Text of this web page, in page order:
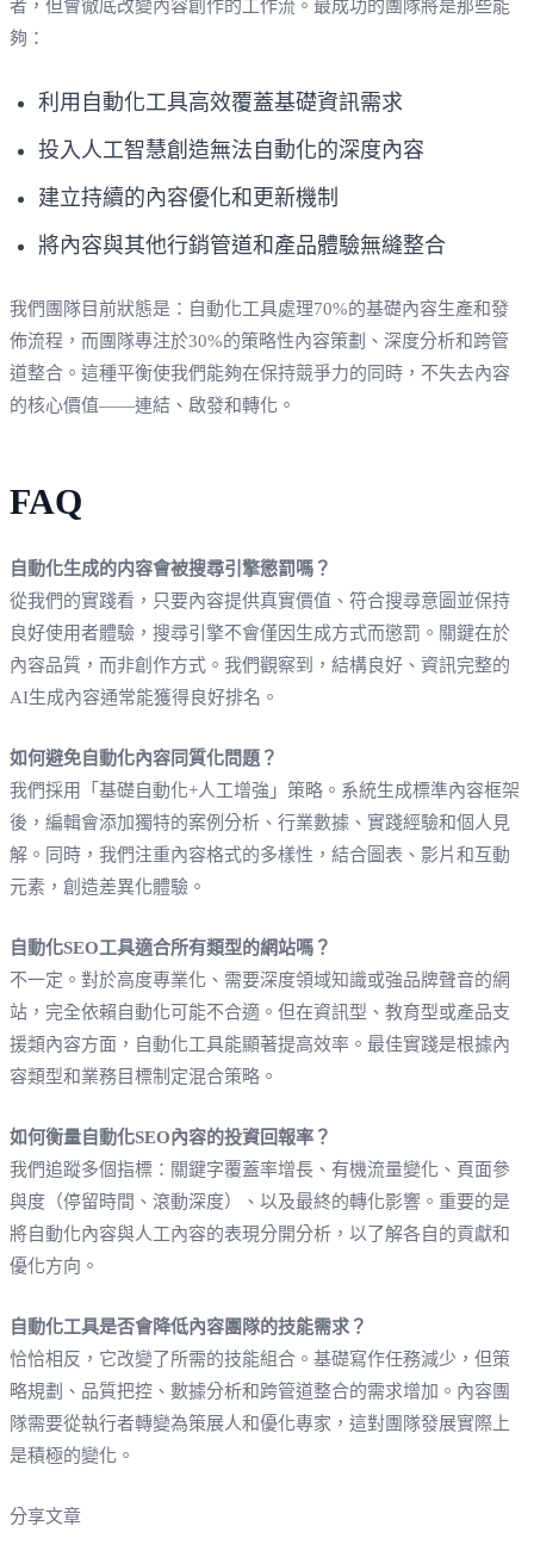
者，但會徹底改變內容創作的工作流。最成功的團隊將是那些能
夠：
利用自動化工具高效覆蓋基礎資訊需求
投入人工智慧創造無法自動化的深度內容
建立持續的內容優化和更新機制
將內容與其他行銷管道和產品體驗無縫整合
我們團隊目前狀態是：自動化工具處理70%的基礎內容生產和發
佈流程，而團隊專注於30%的策略性內容策劃、深度分析和跨管
道整合。這種平衡使我們能夠在保持競爭力的同時，不失去內容
的核心價值——連結、啟發和轉化。
FAQ
自動化生成的内容會被搜尋引擎懲罰嗎？
從我們的實踐看，只要內容提供真實價值、符合搜尋意圖並保持
良好使用者體驗，搜尋引擎不會僅因生成方式而懲罰。關鍵在於
內容品質，而非創作方式。我們觀察到，結構良好、資訊完整的
AI生成內容通常能獲得良好排名。
如何避免自動化內容同質化問題？
我們採用「基礎自動化+人工增強」策略。系統生成標準內容框架
後，編輯會添加獨特的案例分析、行業數據、實踐經驗和個人見
解。同時，我們注重內容格式的多樣性，結合圖表、影片和互動
元素，創造差異化體驗。
自動化SEO工具適合所有類型的網站嗎？
不一定。對於高度專業化、需要深度領域知識或強品牌聲音的網
站，完全依賴自動化可能不合適。但在資訊型、教育型或產品支
援類內容方面，自動化工具能顯著提高效率。最佳實踐是根據內
容類型和業務目標制定混合策略。
如何衡量自動化SEO內容的投資回報率？
我們追蹤多個指標：關鍵字覆蓋率增長、有機流量變化、頁面參
與度（停留時間、滾動深度）、以及最終的轉化影響。重要的是
將自動化內容與人工內容的表現分開分析，以了解各自的貢獻和
優化方向。
自動化工具是否會降低內容團隊的技能需求？
恰恰相反，它改變了所需的技能組合。基礎寫作任務減少，但策
略規劃、品質把控、數據分析和跨管道整合的需求增加。內容團
隊需要從執行者轉變為策展人和優化專家，這對團隊發展實際上
是積極的變化。
分享文章